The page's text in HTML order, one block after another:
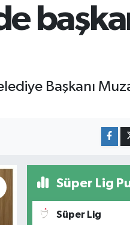
Başkanı
Süper Lig
Süper Lig